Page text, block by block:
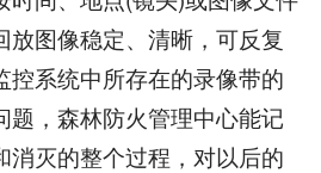
放图像稳定、清晰，可反复
控系统中所存在的录像带的
题，森林防火管理中心能记
消灭的整个过程，对以后的